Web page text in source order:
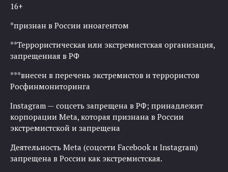
16+
*признан в России иноагентом
**Террористическая или экстремистская организация,
запрещенная в РФ
***внесен в перечень экстремистов и террористов
Росфинмониторинга
Instagram — соцсеть запрещена в РФ; принадлежит
корпорации Meta, которая признана в России
экстремистской и запрещена
Деятельность Meta (соцсети Facebook и Instagram)
запрещена в России как экстремистская.